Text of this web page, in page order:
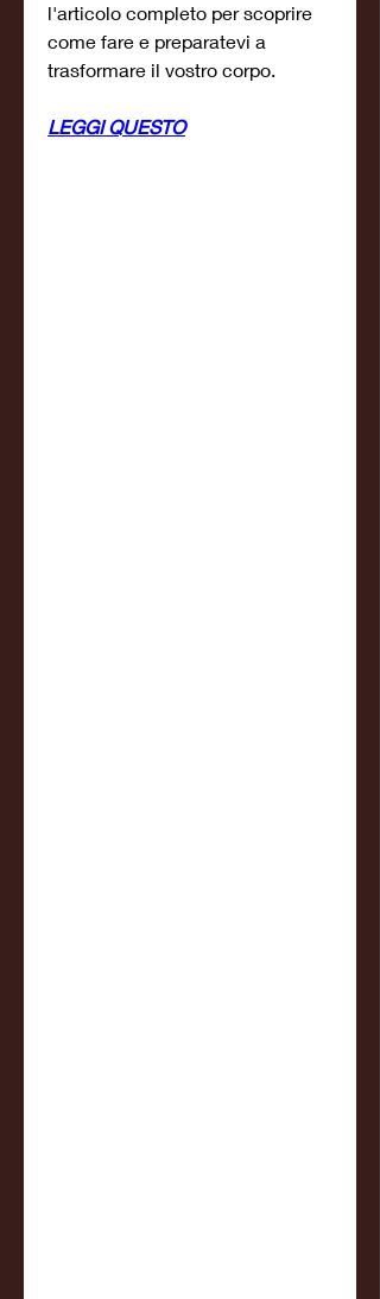
l'articolo completo per scoprire
come fare e preparatevi a
trasformare il vostro corpo.
LEGGI QUESTO